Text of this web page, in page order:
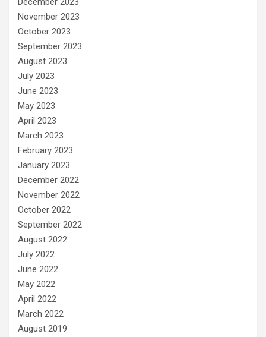
November 2023
October 2023
September 2023
August 2023
July 2023
June 2023
May 2023
April 2023
March 2023
February 2023
January 2023
December 2022
November 2022
October 2022
September 2022
August 2022
July 2022
June 2022
May 2022
April 2022
March 2022
August 2019